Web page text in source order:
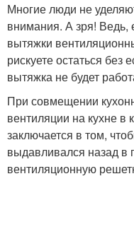
Многие люди не
внимания. А зря! Ведь,
вытяжки
рискуете остаться без
вытяжка не будет
При совмещении
вентиляции на кухне в
заключается в том,
выдавливался назад в
вентиляционную